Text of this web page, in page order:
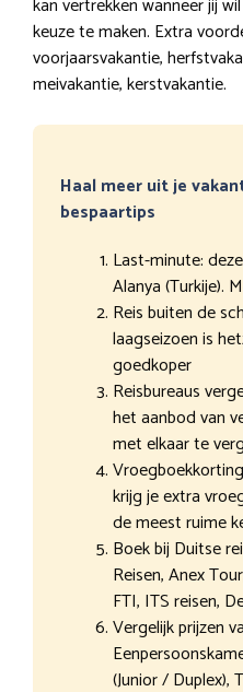
keuze te maken. Extra
voorjaarsvakantie,
meivakantie, kerstvakantie.
Haal meer uit je
bespaartips
Last-minute:
Alanya (Turkije).
Reis buiten de
laagseizoen is
goedkoper
Reisbureaus
het aanbod van
met elkaar te
krijg je extra
de meest ruime
Boek bij Duitse
Reisen, Anex
FTI, ITS reisen,
Vergelijk prijzen
(Junior / Duplex),